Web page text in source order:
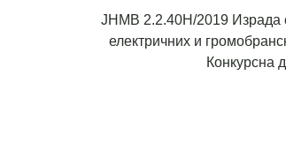
ЈНМВ 2.2.40Н/2019 Израда
електричних и
Конкурсна